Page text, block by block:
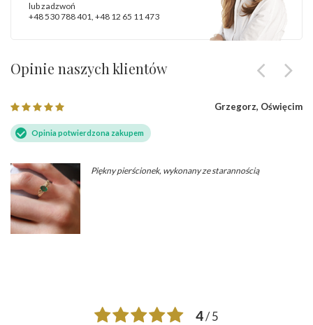
lub zadzwoń
+48 530 788 401, +48 12 65 11 473
Opinie naszych klientów
Grzegorz, Oświęcim
Opinia potwierdzona zakupem
Piękny pierścionek, wykonany ze starannością
4/ 5